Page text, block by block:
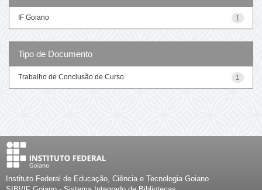
1
IF Goiano
Tipo de Documento
1
Trabalho de Conclusão de Curso
Instituto Federal de Educação, Ciência e Tecnologia Goiano